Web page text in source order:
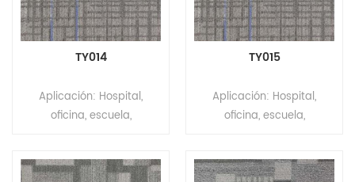
total: 1 2 mm ± 0,5 mm
Construcción: Máquina
de color Calibre: 1/10"
PET Altura de la pila: 5 mm
± 0,5 mm Respaldo: No
MOQ: 200m²
total: 1 2 mm ± 0,5 mm
Construcción: Máquina
de color Calibre: 1/10"
PET Altura de la pila: 5 mm
± 0,5 mm Respaldo: No
MOQ: 200m²
TY014
Aplicación: Hospital,
oficina, escuela,
teatro Marca: Relle Color:
TY015
Aplicación: Hospital,
oficina, escuela,
teatro Marca: Relle Color: